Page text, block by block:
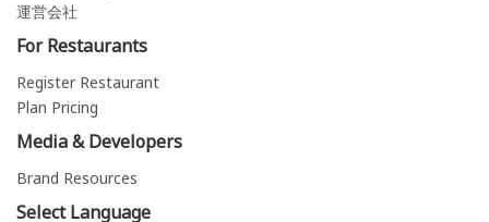
運営会社
For Restaurants
Register Restaurant
Plan Pricing
Media & Developers
Brand Resources
Select Language